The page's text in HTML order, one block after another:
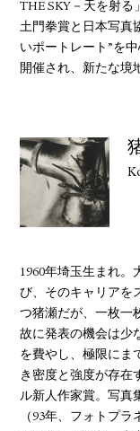
THE SKY－天を射る
土門拳賞と日本写真
いポートレート”を
開催され、新たな境
1960年埼玉生まれ。
び、そのキャリアを
つ猪瀬だが、一枚一
故に発表の機会は少
を費やし、極限にま
き密度と強度が存在
ル新人作家賞。写真
（93年、フォトプ